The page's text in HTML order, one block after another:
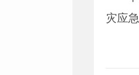
灾应